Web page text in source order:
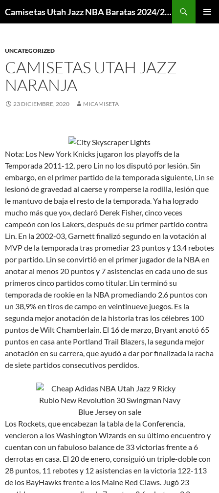
Camisetas Utah Jazz NBA Baratas 2024/2025 – Mi Camiseta NBA
UNCATEGORIZED
CAMISETAS UTAH JAZZ
NARANJA
23 DICIEMBRE, 2020 MICAMISETA
Nota: Los New York Knicks jugaron los playoffs de la
Temporada 2011-12, pero Lin no los disputó por lesión. Sin
embargo, en el primer partido de la temporada siguiente, Lin se
lesionó de gravedad al caerse y romperse la rodilla, lesión que
le mantuvo de baja el resto de la temporada. Ya ha logrado
mucho más que yo», declaró Derek Fisher, cinco veces
campeón con los Lakers, después de su primer partido contra
Lin. En la 2002-03, Garnett finalizó segundo en la votación al
MVP de la temporada tras promediar 23 puntos y 13.4 rebotes
por partido. Lin se convirtió en el primer jugador de la NBA en
anotar al menos 20 puntos y 7 asistencias en cada uno de sus
primeros cinco partidos como titular. Lin terminó su
temporada de rookie en la NBA promediando 2,6 puntos con
un 38,9% en tiros de campo en veintinueve juegos. Es la
segunda mejor anotación de la historia tras los célebres 100
puntos de Wilt Chamberlain. El 16 de marzo, Bryant anotó 65
puntos en casa ante Portland Trail Blazers, la segunda mejor
anotación en su carrera, que ayudó a dar por finalizada la racha
de siete partidos consecutivos perdidos.
Los Rockets, que encabezan la tabla de la Conferencia,
vencieron a los Washington Wizards en su último encuentro y
cuentan con un fabuloso balance de 33 victorias frente a 6
derrotas en casa. El 20 de enero, consiguió un triple-doble con
28 puntos, 11 rebotes y 12 asistencias en la victoria 122-113
de los BayHawks frente a los Maine Red Claws. Jugó 23